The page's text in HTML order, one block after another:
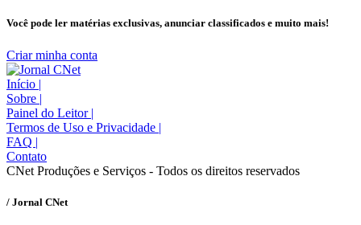
Você pode ler matérias exclusivas, anunciar classificados e muito mais!
Criar minha conta
Início |
Sobre |
Painel do Leitor |
Termos de Uso e Privacidade |
FAQ |
Contato
CNet Produções e Serviços - Todos os direitos reservados
/ Jornal CNet